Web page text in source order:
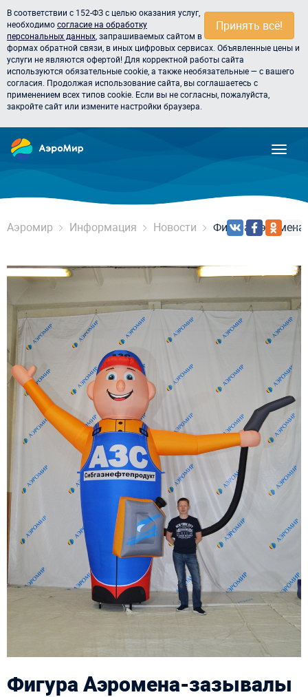
Принять всё!
В соответствии с 152-ФЗ с целью оказания услуг,
необходимосогласие на обработку
персональных данных , запрашиваемых сайтом в
формах обратной связи, в иных цифровых сервисах. Объявленные цены и
услуги не являются офертой! Для корректной работы сайта
используются обязательные cookie, а также необязательные — с вашего
согласия. Продолжая использование сайта, вы соглашаетесь с
применением всех типов cookie. Если вы не согласны, пожалуйста,
закройте сайт или измените настройки браузера.
Аэромир Информация Новости Фигура
Фигура Аэромена-зазывалы